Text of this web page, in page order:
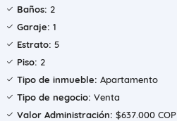
Baños: 2
Garaje: 1
Estrato: 5
Piso: 2
Tipo de inmueble: Apartamento
Tipo de negocio: Venta
Valor Administración: $637.000 COP